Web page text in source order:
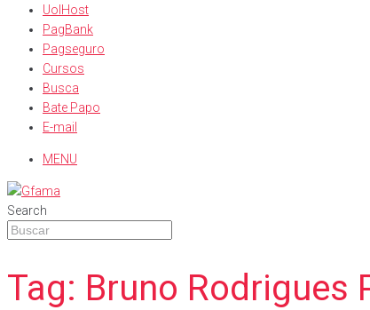
UolHost
PagBank
Pagseguro
Cursos
Busca
Bate Papo
E-mail
MENU
Search
Tag: Bruno Rodrigues